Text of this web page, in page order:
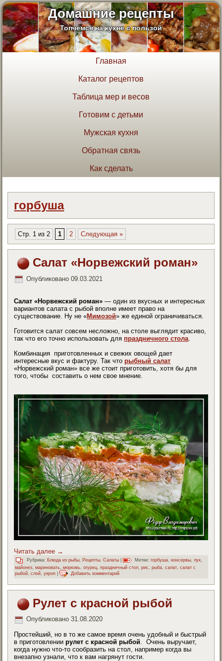
Домашние рецепты
Топчемся на кухне с пользой
Главная
Каталог рецептов
Таблица мер и весов
Готовим с детьми
Мужская кухня
Обратная связь
Как сделать
горбуша
Стр. 1 из 2 1 2 Следующая »
Салат «Норвежский роман»
Опубликовано 09.03.2021
Салат «Норвежский роман» — один из вкусных и интересных
вариантов салата с рыбой вполне имеет право на
существование. Ну не «Мимозой» же единой ограничиваться.
Готовится салат совсем несложно, на столе выглядит красиво,
так что его точно использовать для праздничного стола.
Комбинация приготовленных и свежих овощей дает
интересные вкус и фактуру. Так чторыбный салат
«Норвежский роман» все же стоит приготовить, хотя бы для
того, чтобы составить о нем свое мнение.
Читать далее →
Рубрика: Блюда из рыбы, Рецепты,Салаты Метки: горбуша,консервы,лук,
майонез,мариновать,морковь,огурец,праздничный стол,рис,рыба,салат,салат с
рыбой ,слой ,укроп | Добавить комментарий
Рулет с красной рыбой
Опубликовано 31.08.2020
Простейший, но в то же самое время очень удобный и быстрый
в приготовлениирулет с красной рыбой . Очень выручает,
когда нужно что-то сообразить на стол, например когда вы
внезапно узнали, что к вам нагрянут гости.